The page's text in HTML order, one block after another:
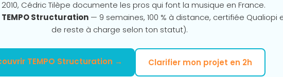
Cédric Tilèpe documente les pros qui font la musique en France.
TEMPO Structuration— 9 semaines, 100 % à distance, certifiée
de reste à charge selon ton statut).
TEMPO Structuration → Clarifier mon projet en 2h